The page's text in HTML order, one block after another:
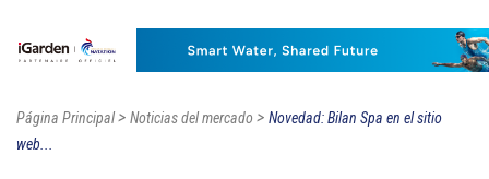
Página Principal> Noticias del mercado > Novedad: Bilan Spa en el sitio
web...